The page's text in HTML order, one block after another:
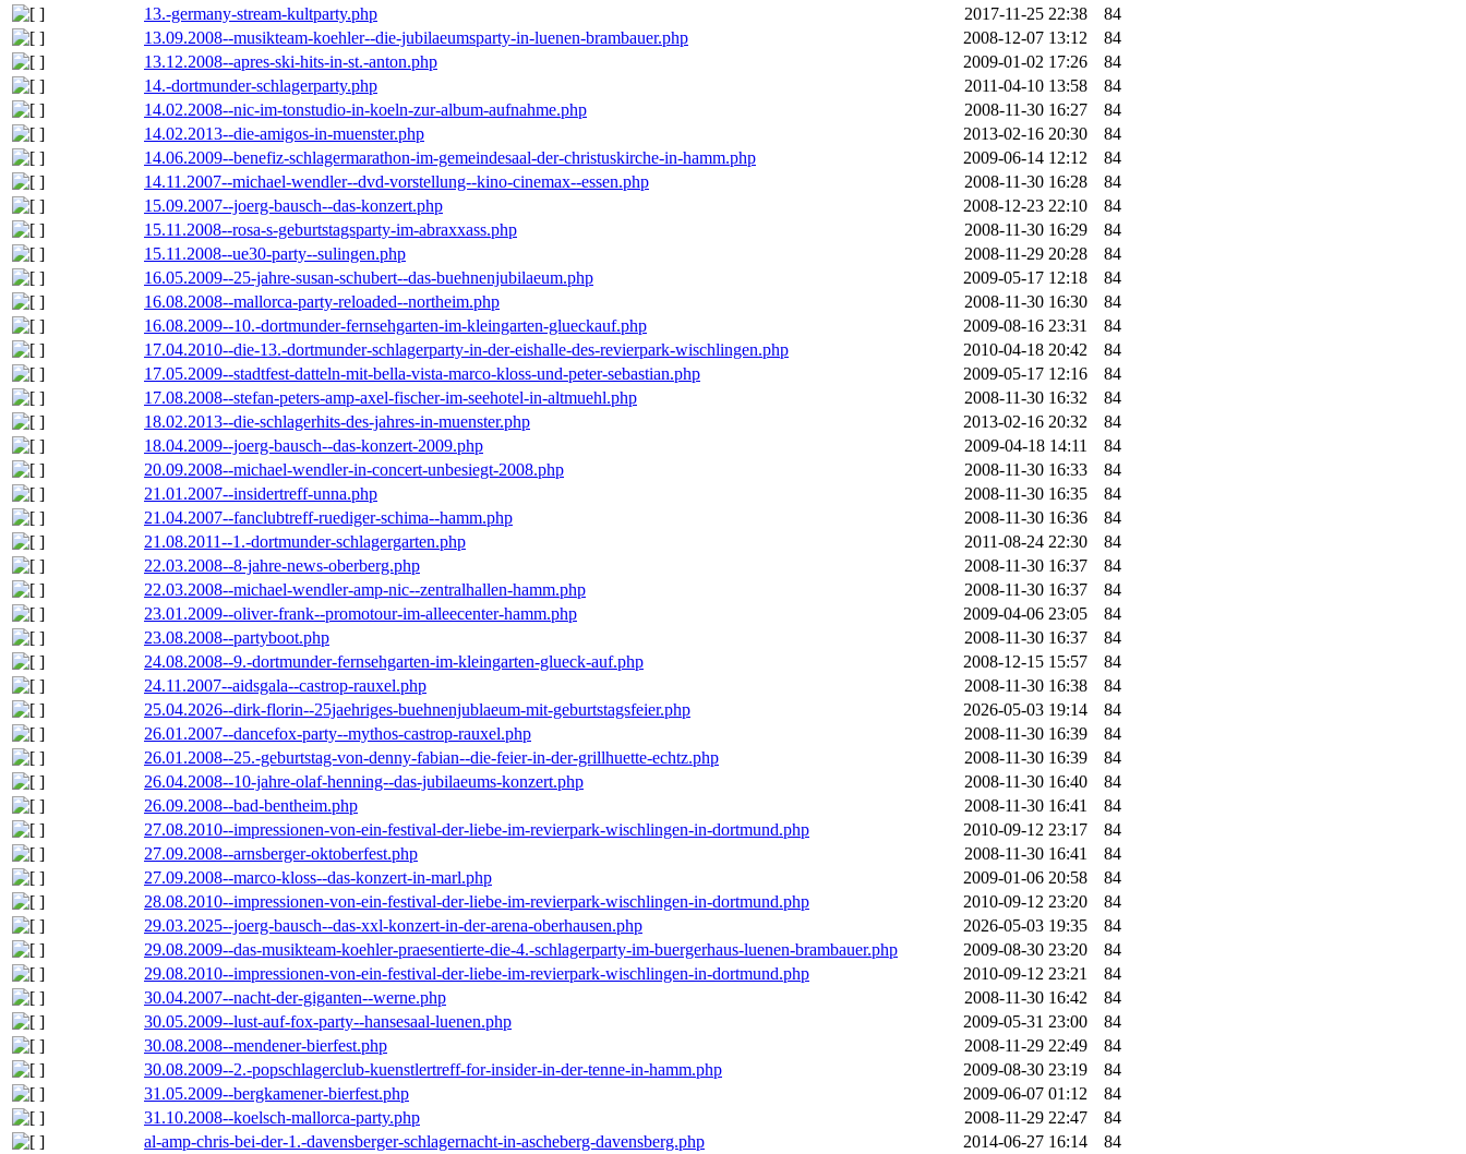
13.-germany-stream-kultparty.php
2017-11-25 22:38
84
13.09.2008--musikteam-koehler--die-jubilaeumsparty-in-luenen-brambauer.php
2008-12-07 13:12
84
13.12.2008--apres-ski-hits-in-st.-anton.php
2009-01-02 17:26
84
14.-dortmunder-schlagerparty.php
2011-04-10 13:58
84
14.02.2008--nic-im-tonstudio-in-koeln-zur-album-aufnahme.php
2008-11-30 16:27
84
14.02.2013--die-amigos-in-muenster.php
2013-02-16 20:30
84
14.06.2009--benefiz-schlagermarathon-im-gemeindesaal-der-christuskirche-in-hamm.php
2009-06-14 12:12
84
14.11.2007--michael-wendler--dvd-vorstellung--kino-cinemax--essen.php
2008-11-30 16:28
84
15.09.2007--joerg-bausch--das-konzert.php
2008-12-23 22:10
84
15.11.2008--rosa-s-geburtstagsparty-im-abraxxass.php
2008-11-30 16:29
84
15.11.2008--ue30-party--sulingen.php
2008-11-29 20:28
84
16.05.2009--25-jahre-susan-schubert--das-buehnenjubilaeum.php
2009-05-17 12:18
84
16.08.2008--mallorca-party-reloaded--northeim.php
2008-11-30 16:30
84
16.08.2009--10.-dortmunder-fernsehgarten-im-kleingarten-glueckauf.php
2009-08-16 23:31
84
17.04.2010--die-13.-dortmunder-schlagerparty-in-der-eishalle-des-revierpark-wischlingen.php
2010-04-18 20:42
84
17.05.2009--stadtfest-datteln-mit-bella-vista-marco-kloss-und-peter-sebastian.php
2009-05-17 12:16
84
17.08.2008--stefan-peters-amp-axel-fischer-im-seehotel-in-altmuehl.php
2008-11-30 16:32
84
18.02.2013--die-schlagerhits-des-jahres-in-muenster.php
2013-02-16 20:32
84
18.04.2009--joerg-bausch--das-konzert-2009.php
2009-04-18 14:11
84
20.09.2008--michael-wendler-in-concert-unbesiegt-2008.php
2008-11-30 16:33
84
21.01.2007--insidertreff-unna.php
2008-11-30 16:35
84
21.04.2007--fanclubtreff-ruediger-schima--hamm.php
2008-11-30 16:36
84
21.08.2011--1.-dortmunder-schlagergarten.php
2011-08-24 22:30
84
22.03.2008--8-jahre-news-oberberg.php
2008-11-30 16:37
84
22.03.2008--michael-wendler-amp-nic--zentralhallen-hamm.php
2008-11-30 16:37
84
23.01.2009--oliver-frank--promotour-im-alleecenter-hamm.php
2009-04-06 23:05
84
23.08.2008--partyboot.php
2008-11-30 16:37
84
24.08.2008--9.-dortmunder-fernsehgarten-im-kleingarten-glueck-auf.php
2008-12-15 15:57
84
24.11.2007--aidsgala--castrop-rauxel.php
2008-11-30 16:38
84
25.04.2026--dirk-florin--25jaehriges-buehnenjublaeum-mit-geburtstagsfeier.php
2026-05-03 19:14
84
26.01.2007--dancefox-party--mythos-castrop-rauxel.php
2008-11-30 16:39
84
26.01.2008--25.-geburtstag-von-denny-fabian--die-feier-in-der-grillhuette-echtz.php
2008-11-30 16:39
84
26.04.2008--10-jahre-olaf-henning--das-jubilaeums-konzert.php
2008-11-30 16:40
84
26.09.2008--bad-bentheim.php
2008-11-30 16:41
84
27.08.2010--impressionen-von-ein-festival-der-liebe-im-revierpark-wischlingen-in-dortmund.php
2010-09-12 23:17
84
27.09.2008--arnsberger-oktoberfest.php
2008-11-30 16:41
84
27.09.2008--marco-kloss--das-konzert-in-marl.php
2009-01-06 20:58
84
28.08.2010--impressionen-von-ein-festival-der-liebe-im-revierpark-wischlingen-in-dortmund.php
2010-09-12 23:20
84
29.03.2025--joerg-bausch--das-xxl-konzert-in-der-arena-oberhausen.php
2026-05-03 19:35
84
29.08.2009--das-musikteam-koehler-praesentierte-die-4.-schlagerparty-im-buergerhaus-luenen-brambauer.php
2009-08-30 23:20
84
29.08.2010--impressionen-von-ein-festival-der-liebe-im-revierpark-wischlingen-in-dortmund.php
2010-09-12 23:21
84
30.04.2007--nacht-der-giganten--werne.php
2008-11-30 16:42
84
30.05.2009--lust-auf-fox-party--hansesaal-luenen.php
2009-05-31 23:00
84
30.08.2008--mendener-bierfest.php
2008-11-29 22:49
84
30.08.2009--2.-popschlagerclub-kuenstlertreff-for-insider-in-der-tenne-in-hamm.php
2009-08-30 23:19
84
31.05.2009--bergkamener-bierfest.php
2009-06-07 01:12
84
31.10.2008--koelsch-mallorca-party.php
2008-11-29 22:47
84
al-amp-chris-bei-der-1.-davensberger-schlagernacht-in-ascheberg-davensberg.php
2014-06-27 16:14
84